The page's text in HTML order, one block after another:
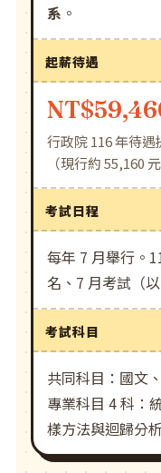
系 。
起薪待遇
行政院 116 年待
（現行約 55,160
考試日程
每年 7 月舉行。
名、7 月考試（
考試科目
共同科目：國文
專業科目 4 科：
樣方法與迴歸分